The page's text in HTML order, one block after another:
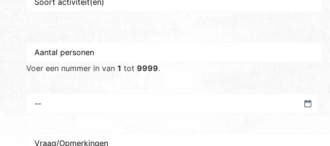
personen *
Voer een nummer in van 1 tot 9999.